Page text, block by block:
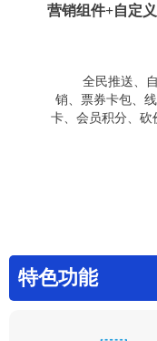
营销组件+自定
全民推送、
销、票券卡包、
卡、会员积分、砍
特色功能